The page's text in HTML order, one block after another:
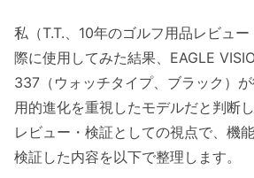
ットアップ・ラウンド中の使
セットアップ手順（簡単4
ラウンド中の使い方と効果
メリットとデメリット（
よくある質問（FAQ） — 速攻
私（T.T.、10年のゴルフ用品レビュ
際に使用してみた結果、EAGLE
337（ウォッチタイプ、ブラック）
用的進化を重視したモデルだと判断
レビュー・検証としての視点で、機
検証した内容を以下で整理します。